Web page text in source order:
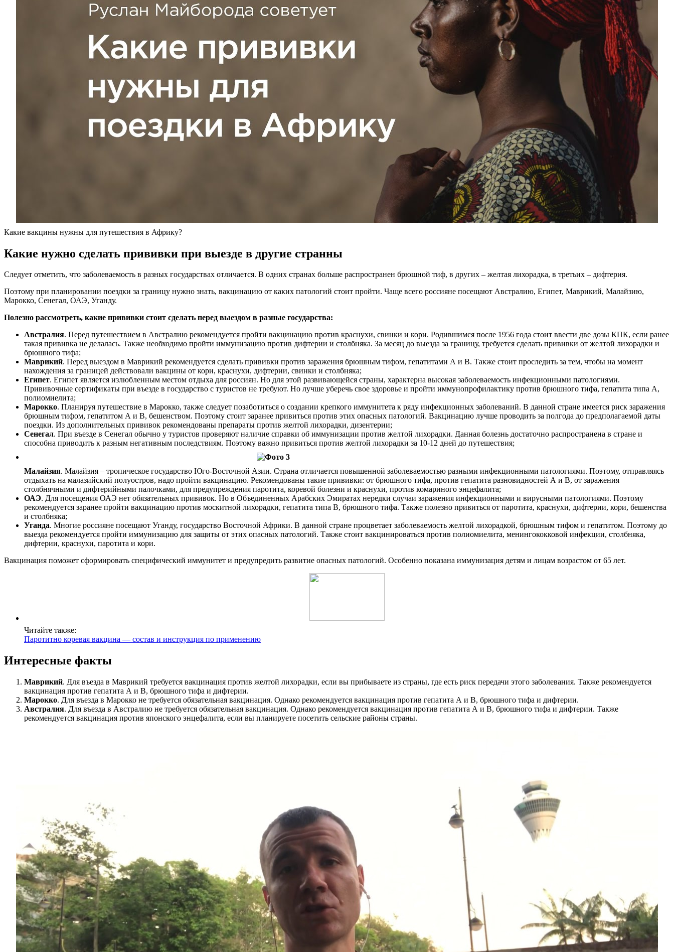
Какие вакцины нужны для путешествия в Африку?
Какие нужно сделать прививки при выезде в другие странны
Следует отметить, что заболеваемость в разных государствах отличается. В одних странах больше распространен брюшной тиф, в других – желтая лихорадка, в третьих – дифтерия.
Поэтому при планировании поездки за границу нужно знать, вакцинацию от каких патологий стоит пройти. Чаще всего россияне посещают Австралию, Египет, Маврикий, Малайзию,
Марокко, Сенегал, ОАЭ, Уганду.
Полезно рассмотреть, какие прививки стоит сделать перед выездом в разные государства:
Австралия. Перед путешествием в Австралию рекомендуется пройти вакцинацию против краснухи, свинки и кори. Родившимся после 1956 года стоит ввести две дозы КПК, если ранее
такая прививка не делалась. Также необходимо пройти иммунизацию против дифтерии и столбняка. За месяц до выезда за границу, требуется сделать прививки от желтой лихорадки и
брюшного тифа;
Маврикий. Перед выездом в Маврикий рекомендуется сделать прививки против заражения брюшным тифом, гепатитами А и В. Также стоит проследить за тем, чтобы на момент
нахождения за границей действовали вакцины от кори, краснухи, дифтерии, свинки и столбняка;
Египет. Египет является излюбленным местом отдыха для россиян. Но для этой развивающейся страны, характерна высокая заболеваемость инфекционными патологиями.
Прививочные сертификаты при въезде в государство с туристов не требуют. Но лучше уберечь свое здоровье и пройти иммунопрофилактику против брюшного тифа, гепатита типа А,
полиомиелита;
Марокко. Планируя путешествие в Марокко, также следует позаботиться о создании крепкого иммунитета к ряду инфекционных заболеваний. В данной стране имеется риск заражения
брюшным тифом, гепатитом А и В, бешенством. Поэтому стоит заранее привиться против этих опасных патологий. Вакцинацию лучше проводить за полгода до предполагаемой даты
поездки. Из дополнительных прививок рекомендованы препараты против желтой лихорадки, дизентерии;
Сенегал. При въезде в Сенегал обычно у туристов проверяют наличие справки об иммунизации против желтой лихорадки. Данная болезнь достаточно распространена в стране и
способна приводить к разным негативным последствиям. Поэтому важно привиться против желтой лихорадки за 10-12 дней до путешествия;
Малайзия. Малайзия – тропическое государство Юго-Восточной Азии. Страна отличается повышенной заболеваемостью разными инфекционными патологиями. Поэтому, отправляясь
отдыхать на малазийский полуостров, надо пройти вакцинацию. Рекомендованы такие прививки: от брюшного тифа, против гепатита разновидностей А и В, от заражения
столбнячными и дифтерийными палочками, для предупреждения паротита, коревой болезни и краснухи, против комариного энцефалита;
ОАЭ. Для посещения ОАЭ нет обязательных прививок. Но в Объединенных Арабских Эмиратах нередки случаи заражения инфекционными и вирусными патологиями. Поэтому
рекомендуется заранее пройти вакцинацию против москитной лихорадки, гепатита типа В, брюшного тифа. Также полезно привиться от паротита, краснухи, дифтерии, кори, бешенства
и столбняка;
Уганда. Многие россияне посещают Уганду, государство Восточной Африки. В данной стране процветает заболеваемость желтой лихорадкой, брюшным тифом и гепатитом. Поэтому до
выезда рекомендуется пройти иммунизацию для защиты от этих опасных патологий. Также стоит вакцинироваться против полиомиелита, менингококковой инфекции, столбняка,
дифтерии, краснухи, паротита и кори.
Вакцинация поможет сформировать специфический иммунитет и предупредить развитие опасных патологий. Особенно показана иммунизация детям и лицам возрастом от 65 лет.
Читайте также:
Паротитно коревая вакцина — состав и инструкция по применению
Интересные факты
Маврикий. Для въезда в Маврикий требуется вакцинация против желтой лихорадки, если вы прибываете из страны, где есть риск передачи этого заболевания. Также рекомендуется
вакцинация против гепатита А и В, брюшного тифа и дифтерии.
Марокко. Для въезда в Марокко не требуется обязательная вакцинация. Однако рекомендуется вакцинация против гепатита А и В, брюшного тифа и дифтерии.
Австралия. Для въезда в Австралию не требуется обязательная вакцинация. Однако рекомендуется вакцинация против гепатита А и В, брюшного тифа и дифтерии. Также
рекомендуется вакцинация против японского энцефалита, если вы планируете посетить сельские районы страны.